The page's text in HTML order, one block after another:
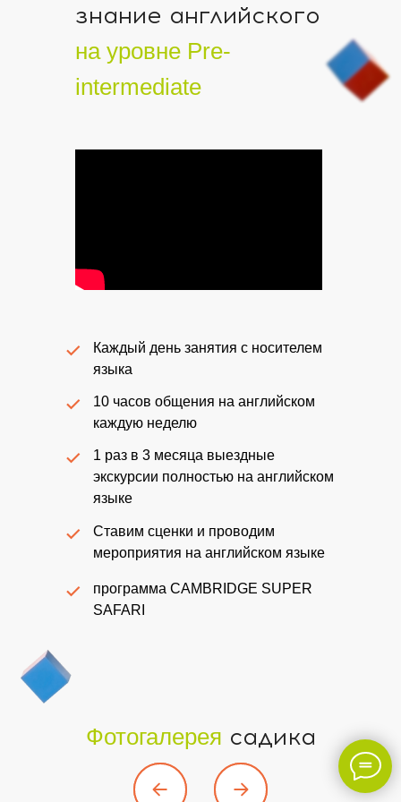
Методист сети садов
Светлана
Светлана
знание английского
на уровне Pre-
intermediate
Каждый день занятия с носителем
языка
10 часов общения на английском
каждую неделю
1 раз в 3 месяца выездные
экскурсии полностью на английском
языке
Ставим сценки и проводим
мероприятия на английском языке
программа CAMBRIDGE SUPER
SAFARI
Фотогалерея садика